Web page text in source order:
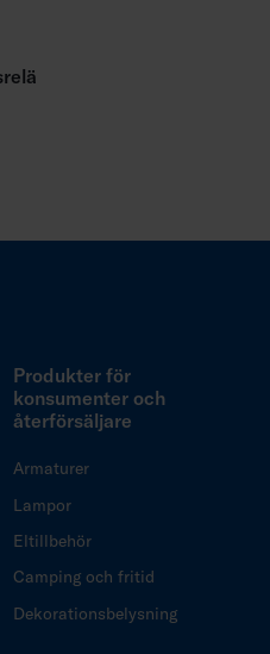
Produkter för
konsumenter och
återförsäljare
Armaturer
Lampor
Eltillbehör
Camping och fritid
Dekorationsbelysning